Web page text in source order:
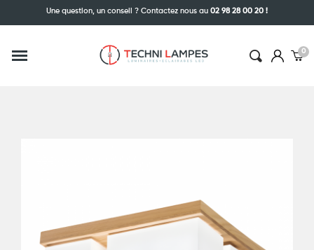
Une question, un conseil ? Contactez nous au 02 98 28 00 20 !